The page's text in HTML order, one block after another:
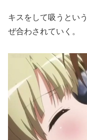
キスをして吸うとい
ぜ合わされていく。